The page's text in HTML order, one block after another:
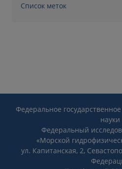
Список меток
Федеральное
науки
Федеральный
«Морской
ул. Капитанская, 2,